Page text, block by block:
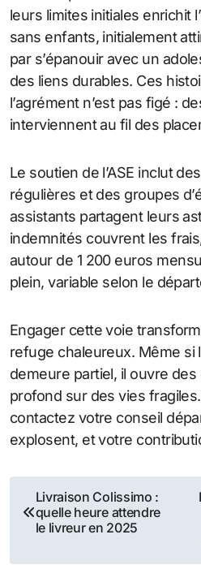
leurs limites initiales enrichit
sans enfants, initialement
par s’épanouir avec un
des liens durables. Ces
l’agrément n’est pas figé :
interviennent au fil des
Le soutien de l’ASE inclut
régulières et des groupes
assistants partagent leurs
indemnités couvrent les
autour de 1 200 euros
plein, variable selon le
Engager cette voie
refuge chaleureux. Même si
demeure partiel, il ouvre
profond sur des vies
contactez votre conseil
explosent, et votre
Navigation
de
Livraison Colissimo :
quelle heure attendre
le livreur en 2025